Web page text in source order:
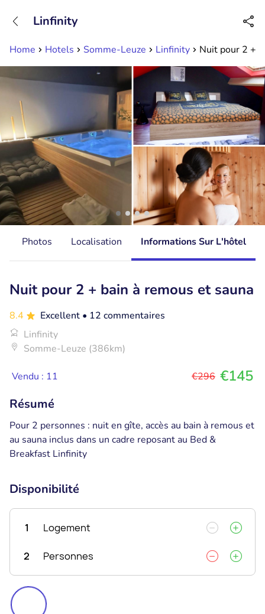
Disponible jusqu'à 23:00 heures
Home Hotels Somme-Leuze Linfinity Nuit pour 2 +
Linfinity
Photos Localisation Informations Sur L'hôtel
Nuit pour 2 + bain à remous et sauna
8.4 Excellent • 12 commentaires
Linfinity
Somme-Leuze (386km)
Vendu : 11 €296 €145
Résumé
Pour 2 personnes : nuit en gîte, accès au bain à remous et
au sauna inclus dans un cadre reposant au Bed &
Breakfast Linfinity
Disponibilité
1 Logement
2 Personnes